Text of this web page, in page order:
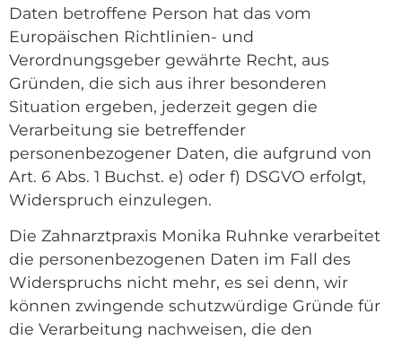
Daten betroffene Person hat das vom
Europäischen Richtlinien- und
Verordnungsgeber gewährte Recht, aus
Gründen, die sich aus ihrer besonderen
Situation ergeben, jederzeit gegen die
Verarbeitung sie betreffender
personenbezogener Daten, die aufgrund von
Art. 6 Abs. 1 Buchst. e) oder f) DSGVO erfolgt,
Widerspruch einzulegen.
Die Zahnarztpraxis Monika Ruhnke verarbeitet
die personenbezogenen Daten im Fall des
Widerspruchs nicht mehr, es sei denn, wir
können zwingende schutzwürdige Gründe für
die Verarbeitung nachweisen, die den